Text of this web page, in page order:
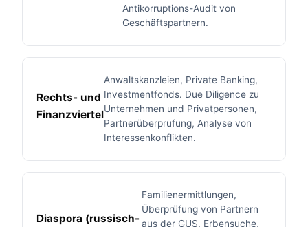
Antikorruptions-Audit von
Geschäftspartnern.
Rechts- und
Finanzviertel
Anwaltskanzleien, Private Banking,
Investmentfonds. Due Diligence zu
Unternehmen und Privatpersonen,
Partnerüberprüfung, Analyse von
Interessenkonflikten.
Diaspora (russisch-
Familienermittlungen,
Überprüfung von Partnern
aus der GUS, Erbensuche,